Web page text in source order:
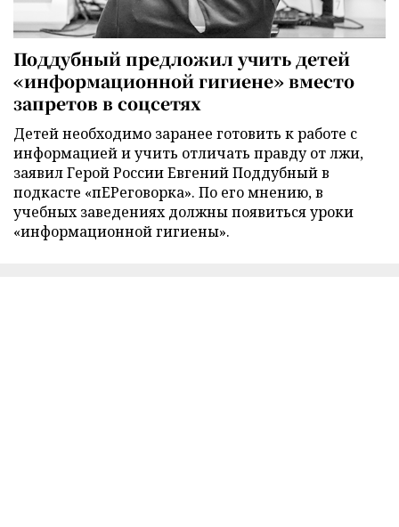
Поддубный предложил учить детей
«информационной гигиене» вместо
запретов в соцсетях
Детей необходимо заранее готовить к работе с
информацией и учить отличать правду от лжи,
заявил Герой России Евгений Поддубный в
подкасте «пЕРеговорка». По его мнению, в
учебных заведениях должны появиться уроки
«информационной гигиены».